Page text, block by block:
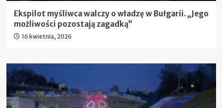
Ekspilot myśliwca walczy o władzę w Bułgarii. „Jego
możliwości pozostają zagadką”
16 kwietnia, 2026